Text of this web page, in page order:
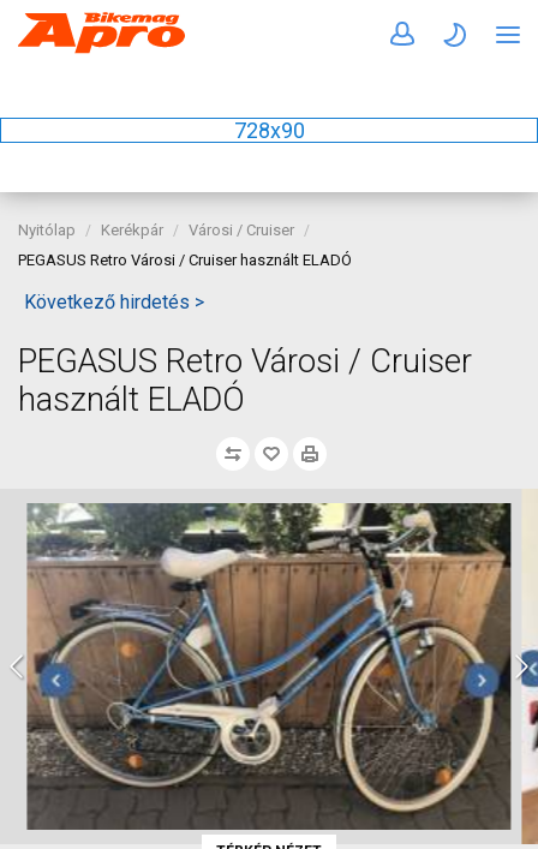
728x90
Nyitólap Kerékpár
Városi / Cruiser
PEGASUS Retro Városi / Cruiser használt ELADÓ
Következő hirdetés >
PEGASUS Retro Városi / Cruiser
használt ELADÓ